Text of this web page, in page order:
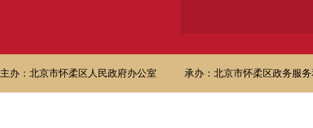
主办：北京市怀柔区人民政府办公室 承办：北京市怀柔区政务服